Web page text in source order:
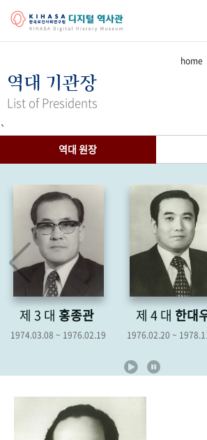
걸어온 길 기관 변천사
연구 역사
정책과 연구 키워드로 보는 연구 역사
기록물 아카이브
사진 아카이브 문서 기록물 행정박물
50+1주년 기념
성과 50선 숫자로 보는 50년 50 +1주년
세계와 함께 한 KIHASA
home
역대 기관장
List of Presidents
`
역대 원장
제 3 대 홍종관
1974.03.08 ~ 1976.02.19
제 4 대 한대
1976.02.20 ~